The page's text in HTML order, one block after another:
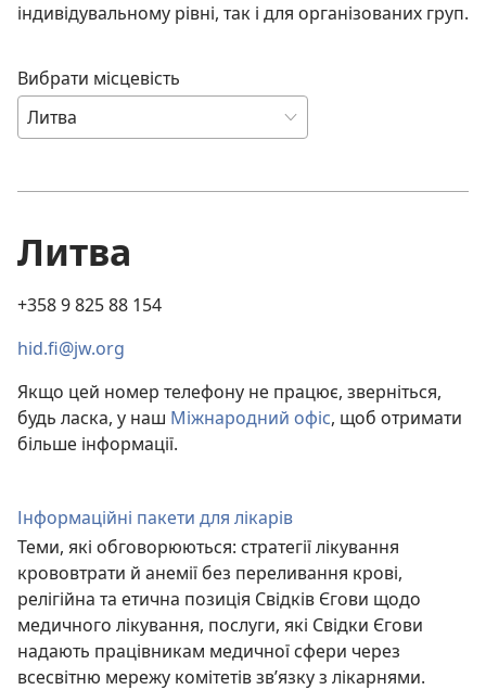
індивідувальному рівні, так і для організованих груп.
Вибрати місцевість
Литва
+358 9 825 88 154
hid.fi@jw.org
Якщо цей номер телефону не працює, зверніться,
будь ласка, у наш Міжнародний офіс, щоб отримати
більше інформації.
Інформаційні пакети для лікарів
Теми, які обговорюються: стратегії лікування
крововтрати й анемії без переливання крові,
релігійна та етична позиція Свідків Єгови щодо
медичного лікування, послуги, які Свідки Єгови
надають працівникам медичної сфери через
всесвітню мережу комітетів зв’язку з лікарнями.